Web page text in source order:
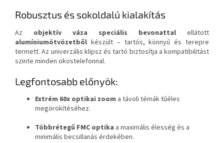
Robusztus és sokoldalú kialakítás
Az objektív váza speciális bevonattal ellátott
alumíniumötvözetből készült – tartós, könnyű és terepre
termett. Az univerzális klipsz és tartó biztosítja a kompatibilitást
szinte minden okostelefonnal.
Legfontosabb előnyök:
Extrém 60x optikai zoom a távoli témák tűéles
megörökítéséhez.
Többrétegű FMC optika a maximális élesség és a
minimális becsillanás érdekében.